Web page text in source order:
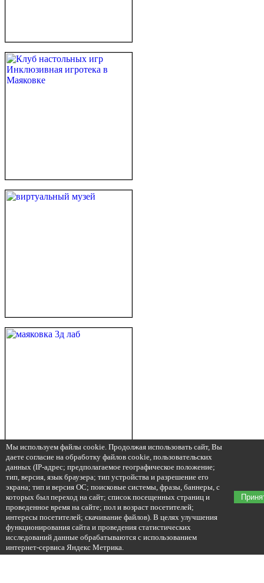
Мы используем файлы cookie. Продолжая использовать сайт, Вы
даете согласие на обработку файлов cookie, пользовательских
данных (IP-адрес; предполагаемое географическое положение;
тип, версия, язык браузера; тип устройства и разрешение его
экрана; тип и версия ОС; поисковые системы, фразы, баннеры, с
которых был переход на сайт; список посещенных страниц и
проведенное время на сайте; пол и возраст посетителей;
интересы посетителей; скачивание файлов). В целях улучшения
функционирования сайта и проведения статистических
исследований данные обрабатываются с использованием
интернет-сервиса Яндекс Метрика.